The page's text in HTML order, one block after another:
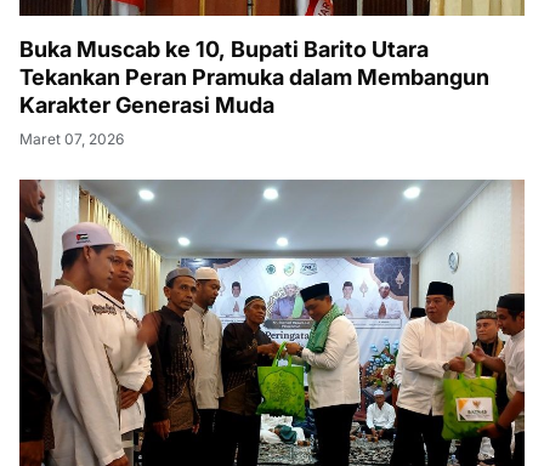
Buka Muscab ke 10, Bupati Barito Utara
Tekankan Peran Pramuka dalam Membangun
Karakter Generasi Muda
Maret 07, 2026